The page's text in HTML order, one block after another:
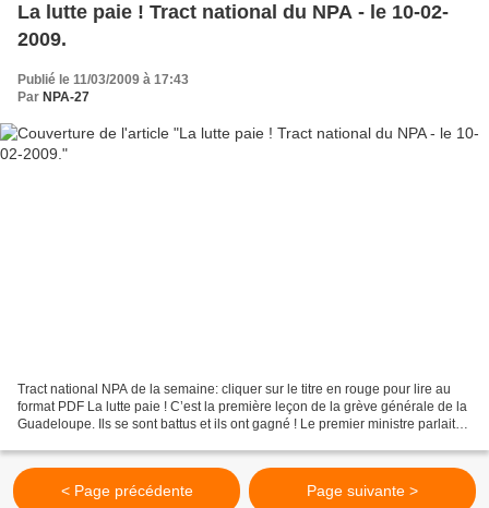
La lutte paie ! Tract national du NPA - le 10-02-
2009.
Publié le 11/03/2009 à 17:43
Par NPA-27
Tract national NPA de la semaine: cliquer sur le titre en rouge pour lire au
format PDF La lutte paie ! C’est la première leçon de la grève générale de la
Guadeloupe. Ils se sont battus et ils ont gagné ! Le premier ministre parlait
< Page précédente Page suivante >